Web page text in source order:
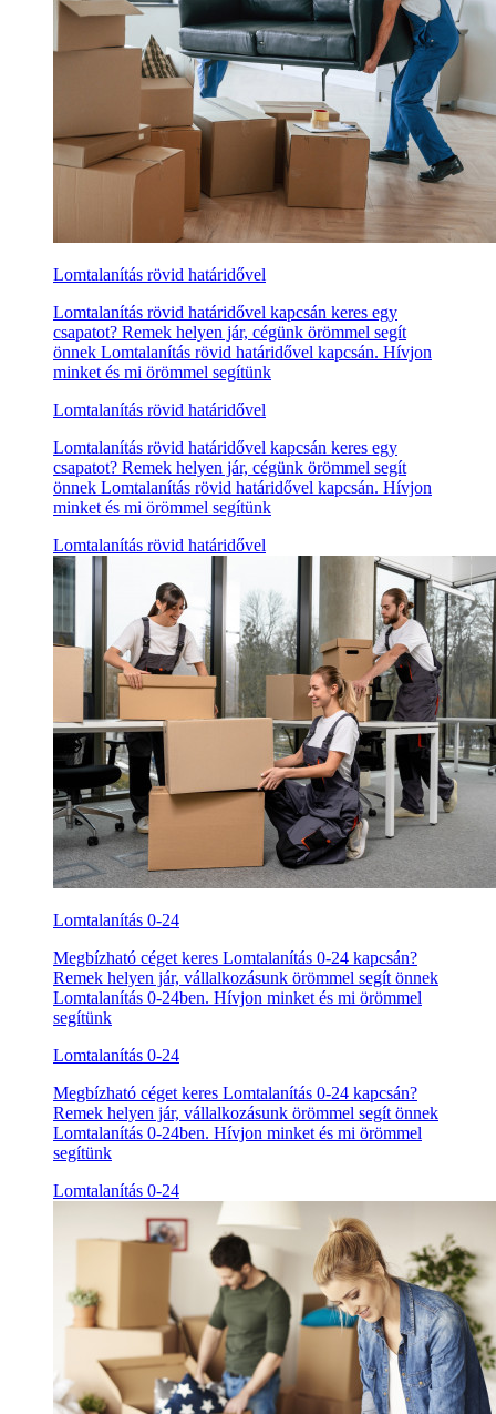
Lomtalanítás rövid határidővel
Lomtalanítás rövid határidővel kapcsán keres egy
csapatot? Remek helyen jár, cégünk örömmel segít
önnek Lomtalanítás rövid határidővel kapcsán. Hívjon
minket és mi örömmel segítünk
Lomtalanítás rövid határidővel
Lomtalanítás rövid határidővel kapcsán keres egy
csapatot? Remek helyen jár, cégünk örömmel segít
önnek Lomtalanítás rövid határidővel kapcsán. Hívjon
minket és mi örömmel segítünk
Lomtalanítás rövid határidővel
Lomtalanítás 0-24
Megbízható céget keres Lomtalanítás 0-24 kapcsán?
Remek helyen jár, vállalkozásunk örömmel segít önnek
Lomtalanítás 0-24ben. Hívjon minket és mi örömmel
segítünk
Lomtalanítás 0-24
Megbízható céget keres Lomtalanítás 0-24 kapcsán?
Remek helyen jár, vállalkozásunk örömmel segít önnek
Lomtalanítás 0-24ben. Hívjon minket és mi örömmel
segítünk
Lomtalanítás 0-24